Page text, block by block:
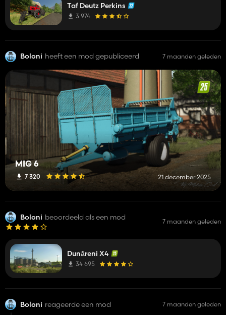
Taf Deutz Perkins
3 974
Boloni heeft een mod gepubliceerd 7 maanden geleden
MIG 6
7 320 21 december 2025
Boloni beoordeeld als een mod 7 maanden geleden
Dunăreni X4
34 695
Boloni reageerde een mod 7 maanden geleden